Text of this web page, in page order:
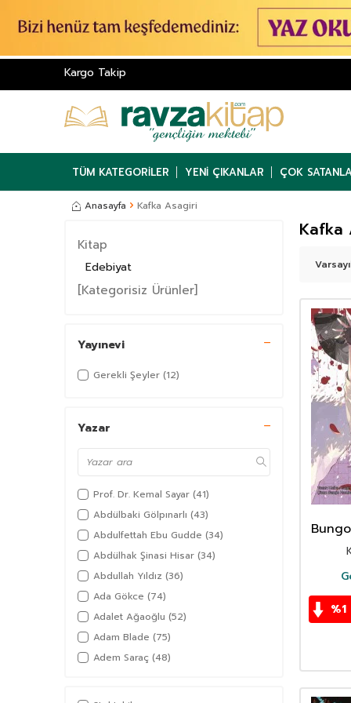
Kargo Takip
TÜM KATEGORILER YENI ÇIKANLAR ÇOK
Anasayfa Kafka Asagiri
Kitap
Edebiyat
[Kategorisiz Ürünler]
Yayınevi
Gerekli Şeyler (12)
Yazar
Prof. Dr. Kemal Sayar (41)
Abdülbaki Gölpınarlı (43)
Abdulfettah Ebu Gudde (34)
Abdülhak Şinasi Hisar (34)
Abdullah Yıldız (36)
Ada Gökce (74)
Adalet Ağaoğlu (52)
Adam Blade (75)
Adem Saraç (48)
Afşar Timuçin
Kafka
%1